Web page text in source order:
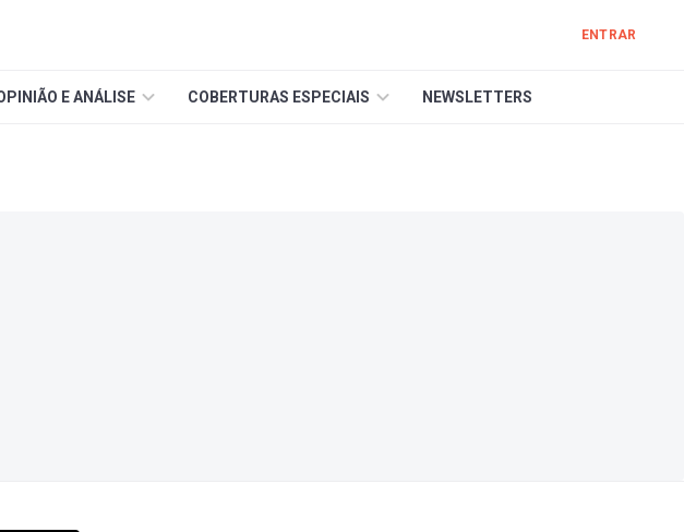
ENTRAR
E ANÁLISE COBERTURAS ESPECIAIS NEWSLETTERS